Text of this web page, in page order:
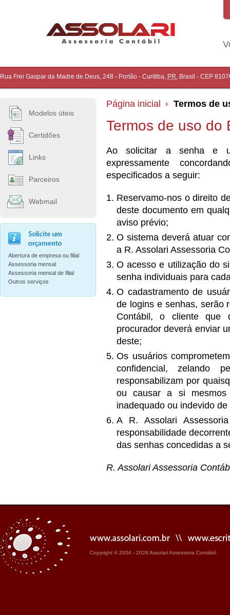
Rua Frei Gaspar da Madre de Deus, 248 - Portão - Curitiba, PR, Brasil - CEP
Modelos úteis
Certidões
Links
Parceiros
Webmail
Abertura de empresa ou filial
Assessoria mensal
Assessoria mensal de filial
Outros serviços
Página inicial Termos de
Termos de uso do
Ao solicitar a senha e
expressamente
especificados a seguir:
Reservamo-nos o direito
deste documento em
aviso prévio;
O sistema deverá atuar
a R. Assolari Assessoria
O acesso e utilização do
senha individuais para
O cadastramento de
de logins e senhas, serão
Contábil, o cliente que
procurador deverá enviar
deste;
Os usuários
confidencial, zelando
responsabilizam por
ou causar a si
inadequado ou indevido
A R. Assolari
responsabilidade
das senhas concedidas a
R. Assolari Assessoria
Copyright © 2004 - 2026 Assolari Assessoria Contábil.